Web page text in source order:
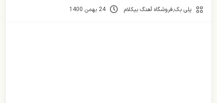
پلی بک,فروشگاه آهنگ بیکلام 24 بهمن 1400